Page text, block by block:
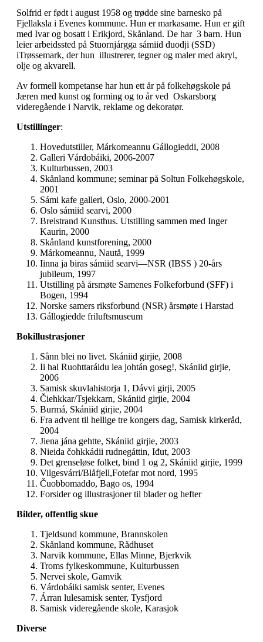
Solfrid er født i august 1958 og trødde sine barnesko på
Fjellaksla i Evenes kommune. Hun er markasame. Hun er gift
med Ivar og bosatt i Erikjord, Skånland. De har 3 barn. Hun
leier arbeidssted på Stuornjárgga sámiid duodji (SSD)
iTrøssemark, der hun illustrerer, tegner og maler med akryl,
olje og akvarell.
Av formell kompetanse har hun ett år på folkehøgskole på
Jæren med kunst og forming og to år ved Oskarsborg
videregående i Narvik, reklame og dekoratør.
Utstillinger:
Hovedutstiller, Márkomeannu Gállogieddi, 2008
Galleri Várdobáiki, 2006-2007
Kulturbussen, 2003
Skånland kommune; seminar på Soltun Folkehøgskole,
2001
Sámi kafe galleri, Oslo, 2000-2001
Oslo sámiid searvi, 2000
Breistrand Kunsthus. Utstilling sammen med Inger
Kaurin, 2000
Skånland kunstforening, 2000
Márkomeannu, Nautå, 1999
Iinna ja biras sámiid searvi—NSR (IBSS ) 20-års
jubileum, 1997
Utstilling på årsmøte Samenes Folkeforbund (SFF) i
Bogen, 1994
Norske samers riksforbund (NSR) årsmøte i Harstad
Gállogiedde friluftsmuseum
Bokillustrasjoner
Sånn blei no livet. Skániid girjie, 2008
Ii hal Ruohttaráidu lea johtán goseg!, Skániid girjie,
2006
Samisk skuvlahistorja 1, Dávvi girji, 2005
Čiehkkar/Tsjekkarn, Skániid girjie, 2004
Burmá, Skániid girjie, 2004
Fra advent til hellige tre kongers dag, Samisk kirkeråd,
2004
Jiena jána gehtte, Skániid girjie, 2003
Nieida čohkkádii rudnegáttin, Iđut, 2003
Det grenseløse folket, bind 1 og 2, Skániid girjie, 1999
Vilgesvárri/Blåfjell,Fotefar mot nord, 1995
Čuobbomaddo, Bago os, 1994
Forsider og illustrasjoner til blader og hefter
Bilder, offentlig skue
Tjeldsund kommune, Brannskolen
Skånland kommune, Rådhuset
Narvik kommune, Ellas Minne, Bjerkvik
Troms fylkeskommune, Kulturbussen
Nervei skole, Gamvik
Várdobáiki samisk senter, Evenes
Árran lulesamisk senter, Tysfjord
Samisk videregående skole, Karasjok
Diverse